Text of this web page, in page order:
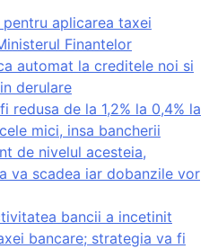
aplicarea taxei
Finantelor
automat la creditele noi si
derulare
redusa de la 1,2% la 0,4% la
mici, insa bancherii
de nivelul acesteia,
va scadea iar dobanzile vor
bancii a incetinit
bancare; strategia va fi